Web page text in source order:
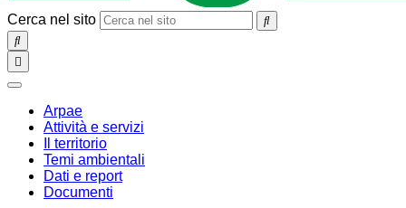
Cerca nel sito
SEARCH
Toggle
navigation
chiudi
Arpae
Attività e servizi
Il territorio
Temi ambientali
Dati e report
Documenti